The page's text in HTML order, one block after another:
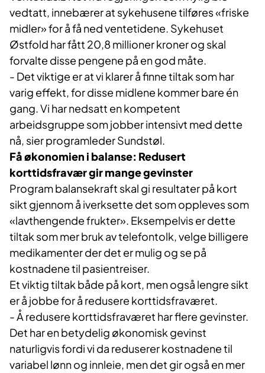
vedtatt, innebærer at sykehusene tilføres «friske
midler» for å få ned ventetidene. Sykehuset
Østfold har fått 20,8 millioner kroner og skal
forvalte disse pengene på en god måte.
- Det viktige er at vi klarer å finne tiltak som har
varig effekt, for disse midlene kommer bare én
gang. Vi har nedsatt en kompetent
arbeidsgruppe som jobber intensivt med dette
nå, sier programleder Sundstøl.
Få økonomien i balanse: Redusert
korttidsfravær gir mange gevinster
Program balansekraft skal gi resultater på kort
sikt gjennom å iverksette det som oppleves som
«lavthengende frukter». Eksempelvis er dette
tiltak som mer bruk av telefontolk, velge billigere
medikamenter der det er mulig og se på
kostnadene til pasientreiser.
Et viktig tiltak både på kort, men også lengre sikt
er å jobbe for å redusere korttidsfraværet.
- Å redusere korttidsfraværet har flere gevinster.
Det har en betydelig økonomisk gevinst
naturligvis fordi vi da reduserer kostnadene til
variabel lønn og innleie, men det gir også en mer